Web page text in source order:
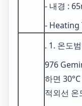
- 내경 :
- Heating
. 1. 온도
976
하면
적외선 온